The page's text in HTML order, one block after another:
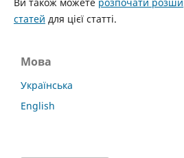
статей для цієї статті.
Мова
Українська
English